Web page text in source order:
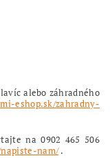
alebo záhradného
eshop.sk/zahradny-
na 0902 465 506
nam/.